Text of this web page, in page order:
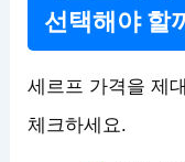
선택해야 할
세르프 가격을 제
체크하세요.